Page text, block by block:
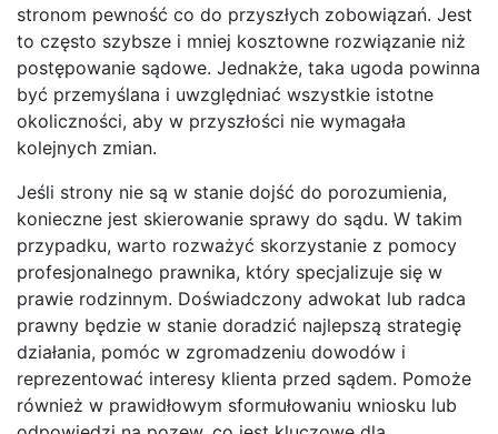
stronom pewność co do przyszłych zobowiązań. Jest
to często szybsze i mniej kosztowne rozwiązanie niż
postępowanie sądowe. Jednakże, taka ugoda powinna
być przemyślana i uwzględniać wszystkie istotne
okoliczności, aby w przyszłości nie wymagała
kolejnych zmian.
Jeśli strony nie są w stanie dojść do porozumienia,
konieczne jest skierowanie sprawy do sądu. W takim
przypadku, warto rozważyć skorzystanie z pomocy
profesjonalnego prawnika, który specjalizuje się w
prawie rodzinnym. Doświadczony adwokat lub radca
prawny będzie w stanie doradzić najlepszą strategię
działania, pomóc w zgromadzeniu dowodów i
reprezentować interesy klienta przed sądem. Pomoże
również w prawidłowym sformułowaniu wniosku lub